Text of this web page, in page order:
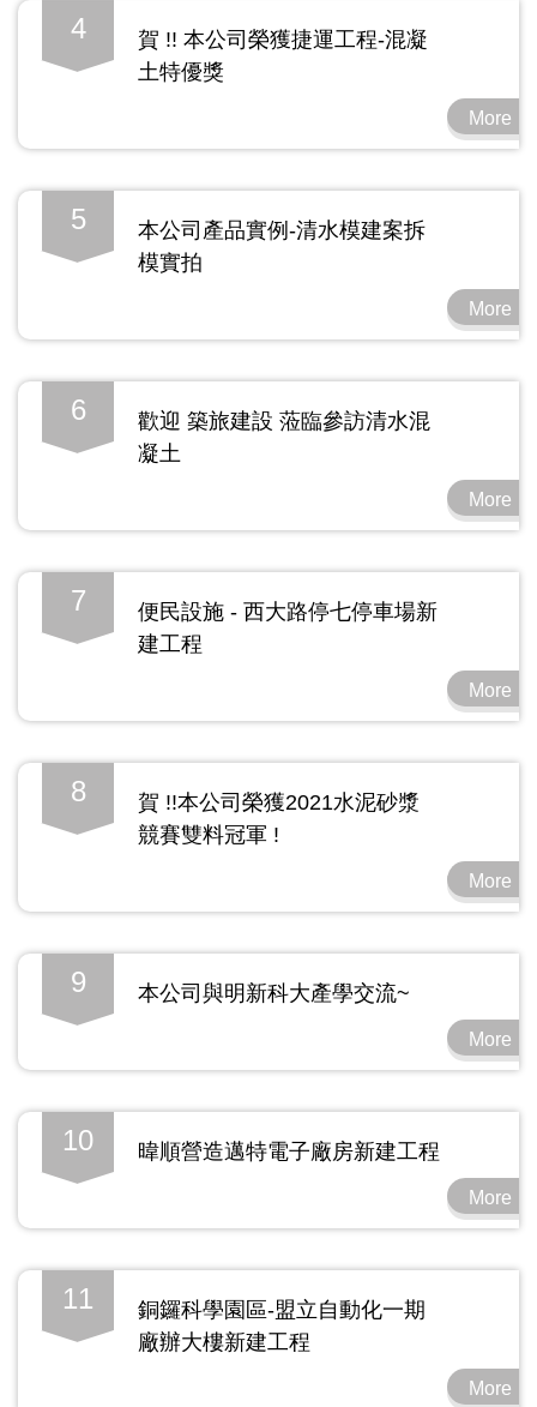
4
賀 !! 本公司榮獲捷運工程-混凝
土特優獎
More
5
本公司產品實例-清水模建案拆
模實拍
More
6
歡迎 築旅建設 蒞臨參訪清水混
凝土
More
7
便民設施 - 西大路停七停車場新
建工程
More
8
賀 !!本公司榮獲2021水泥砂漿
競賽雙料冠軍 !
More
9 本公司與明新科大產學交流~
More
10 暐順營造邁特電子廠房新建工程
More
11
銅鑼科學園區-盟立自動化一期
廠辦大樓新建工程
More